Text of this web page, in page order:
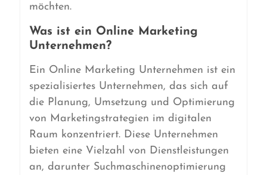
möchten.
Was ist ein Online Marketing
Unternehmen?
Ein Online Marketing Unternehmen ist ein
spezialisiertes Unternehmen, das sich auf
die Planung, Umsetzung und Optimierung
von Marketingstrategien im digitalen
Raum konzentriert. Diese Unternehmen
bieten eine Vielzahl von Dienstleistungen
an, darunter Suchmaschinenoptimierung